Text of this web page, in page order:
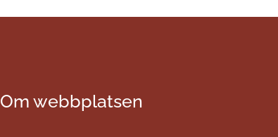
Om webbplatsen